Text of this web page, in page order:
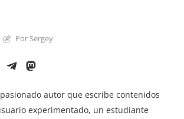
Por Sergey
autor que escribe contenidos
experimentado, un estudiante